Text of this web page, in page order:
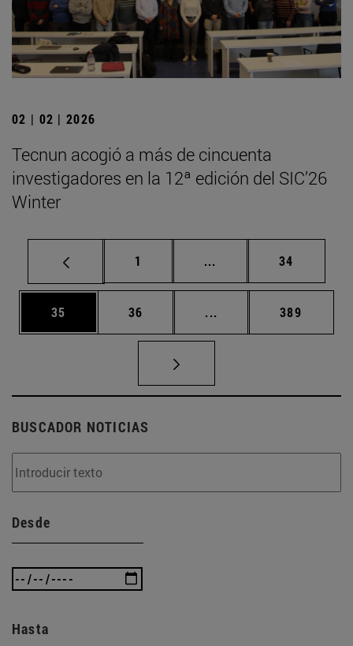
02 | 02 | 2026
Tecnun acogió a más de cincuenta
investigadores en la 12ª edición del SIC’26
Winter
Página
1 ... Páginas intermedias
Página
34
Página
35 Página
36 ... Páginas intermedias
Página
389
BUSCADOR NOTICIAS
Desde
Hasta